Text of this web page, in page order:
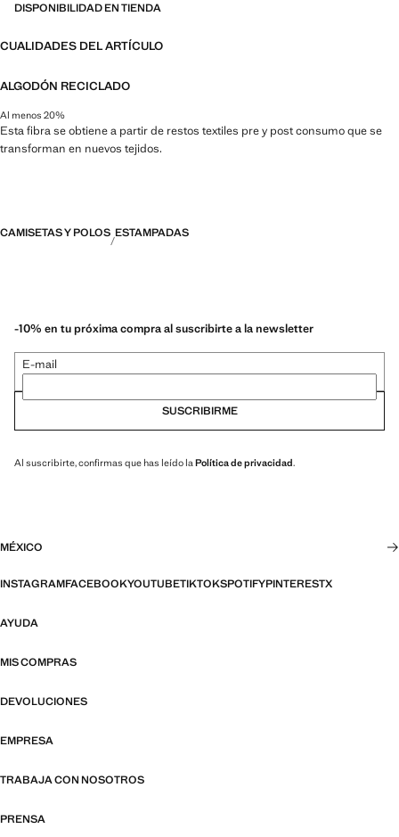
DISPONIBILIDAD EN TIENDA
CUALIDADES DEL ARTÍCULO
ALGODÓN RECICLADO
Al menos 20%
Esta fibra se obtiene a partir de restos textiles pre y post consumo que se
transforman en nuevos tejidos.
CAMISETAS Y POLOS ESTAMPADAS
-10% en tu próxima compra al suscribirte a la newsletter
E-mail
SUSCRIBIRME
Al suscribirte, confirmas que has leído laPolítica de privacidad.
MÉXICO
INSTAGRAMFACEBOOKYOUTUBETIKTOKSPOTIFYPINTERESTX
AYUDA
MIS COMPRAS
DEVOLUCIONES
EMPRESA
TRABAJA CON NOSOTROS
PRENSA